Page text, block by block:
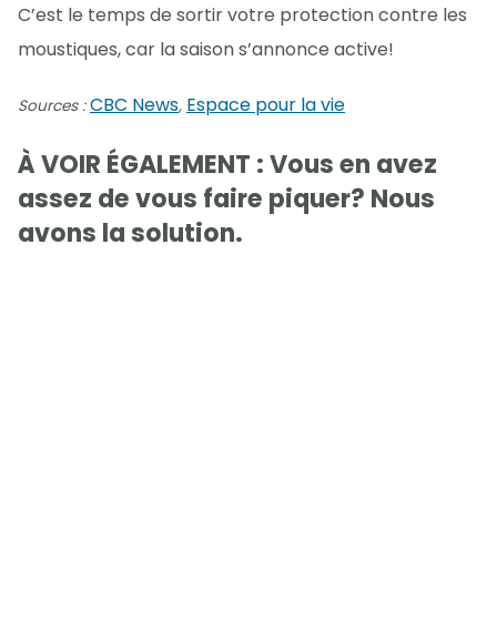
C’est le temps de sortir votre protection contre les
moustiques, car la saison s’annonce active!
Sources :CBC News, Espace pour la vie
À VOIR ÉGALEMENT : Vous en avez
assez de vous faire piquer? Nous
avons la solution.